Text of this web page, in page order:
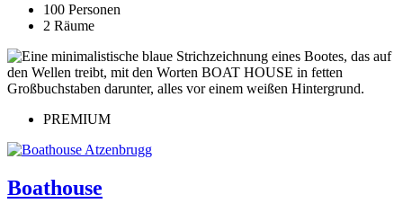
100 Personen
2 Räume
PREMIUM
Boathouse